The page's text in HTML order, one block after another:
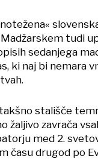
tudi
sedanjega
ki naj bi nemara
stališče
žaljivo zavrača
med 2.
času drugod po